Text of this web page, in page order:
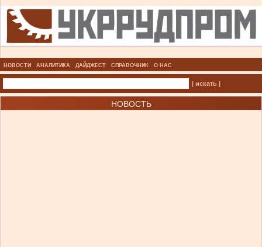
НОВОСТИ АНАЛИТИКА ДАЙДЖЕСТ СПРАВОЧНИК О НАС
| искать |
НОВОСТЬ